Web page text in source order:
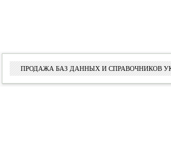
ПРОДАЖА БАЗ ДАННЫХ И СПРАВОЧНИКОВ